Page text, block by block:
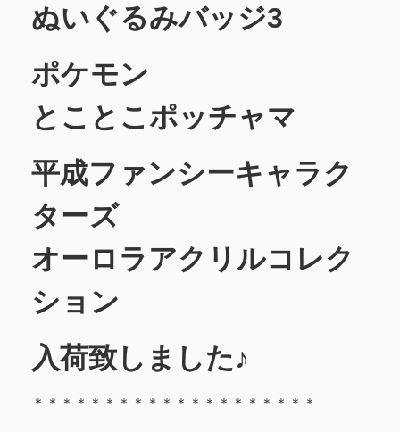
ぬいぐるみバッジ3
ポケモン
とことこポッチャマ
平成ファンシーキャラク
ターズ
オーロラアクリルコレク
ション
入荷致しました♪
＊＊＊＊＊＊＊＊＊＊＊＊＊＊＊＊＊＊＊＊